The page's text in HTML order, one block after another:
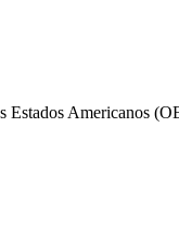
Americanos